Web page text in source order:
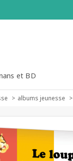
et BD
albums jeunesse